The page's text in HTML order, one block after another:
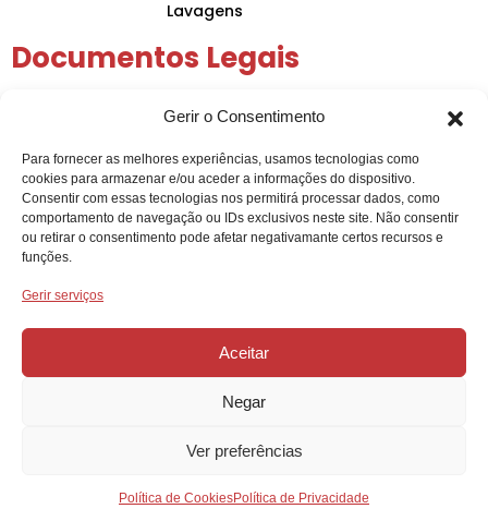
Gerir o Consentimento
Para fornecer as melhores experiências, usamos tecnologias como
cookies para armazenar e/ou aceder a informações do dispositivo.
Consentir com essas tecnologias nos permitirá processar dados, como
comportamento de navegação ou IDs exclusivos neste site. Não consentir
ou retirar o consentimento pode afetar negativamante certos recursos e
funções.
Gerir serviços
Aceitar
Negar
Ver preferências
Política de CookiesPolítica de Privacidade
Lavagens
Documentos Legais
Política de Privacidade
Condições Gerais
Arbitragem de Conflitos
Intermediação de Crédito
Projeto Acelerar 2030, desenvolvido pela Condensado
Lda. | NIPC: 515244902. Todos os direitos reservados.